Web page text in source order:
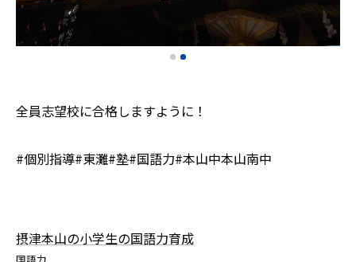
全員志望校に合格しますように！
#個別指導#東灘#塾#国語力#本山中本山南中
摂津本山の小学生の国語力育成